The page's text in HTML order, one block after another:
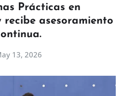
Prácticas en
recibe asesoramiento
13, 2026